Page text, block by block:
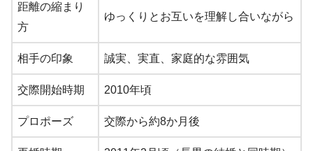
距離の縮まり
方
ゆっくりとお互いを理解し合いながら
相手の印象 誠実、実直、家庭的な雰囲気
交際開始時期 2010年頃
プロポーズ 交際から約8か月後